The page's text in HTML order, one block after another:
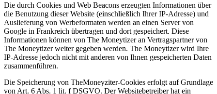
Die durch Cookies und Web Beacons erzeugten Informationen über
die Benutzung dieser Website (einschließlich Ihrer IP-Adresse) und
Auslieferung von Werbeformaten werden an einen Server von
Google in Frankreich übertragen und dort gespeichert. Diese
Informationen können von The Moneytizer an Vertragspartner von
The Moneytizer weiter gegeben werden. The Moneytizer wird Ihre
IP-Adresse jedoch nicht mit anderen von Ihnen gespeicherten Daten
zusammenführen.
Die Speicherung von TheMoneyziter-Cookies erfolgt auf Grundlage
von Art. 6 Abs. 1 lit. f DSGVO. Der Websitebetreiber hat ein